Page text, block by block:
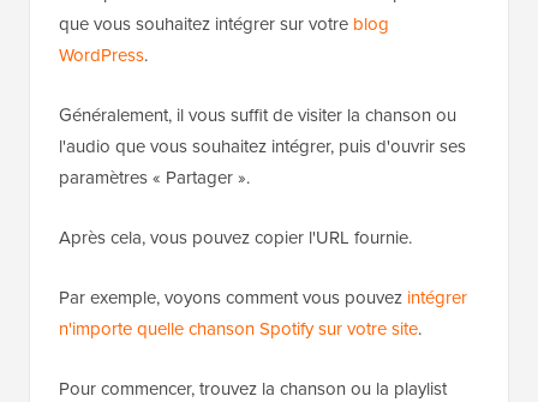
que vous souhaitez intégrer sur votre blog
WordPress.
Généralement, il vous suffit de visiter la chanson ou
l'audio que vous souhaitez intégrer, puis d'ouvrir ses
paramètres « Partager ».
Après cela, vous pouvez copier l'URL fournie.
Par exemple, voyons comment vous pouvez intégrer
n'importe quelle chanson Spotify sur votre site.
Pour commencer, trouvez la chanson ou la playlist